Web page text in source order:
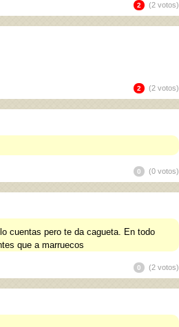
2 (2 votos)
2 (2 votos)
0 (0 votos)
cuentas pero te da cagueta. En todo
que a marruecos
0 (2 votos)